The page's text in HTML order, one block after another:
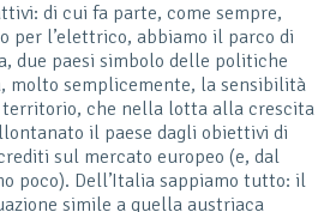
di cui fa parte, come sempre,
per l’elettrico, abbiamo il parco di
due paesi simbolo delle politiche
molto semplicemente, la sensibilità
che nella lotta alla crescita
il paese dagli obiettivi di
sul mercato europeo (e, dal
poco). Dell’Italia sappiamo tutto: il
simile a quella austriaca